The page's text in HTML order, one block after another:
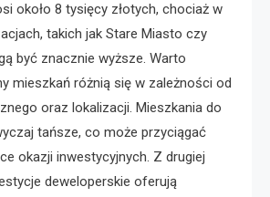
około 8 tysięcy złotych, chociaż w
takich jak Stare Miasto czy
być znacznie wyższe. Warto
mieszkań różnią się w zależności od
oraz lokalizacji. Mieszkania do
tańsze, co może przyciągać
okazji inwestycyjnych. Z drugiej
deweloperskie oferują